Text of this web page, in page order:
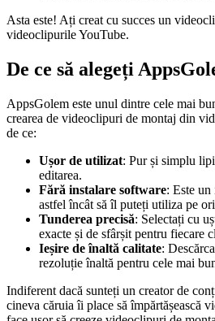
Asta este! Ați creat cu succes un
videoclipurile YouTube.
De ce să alegeți
AppsGolem este unul dintre cele mai
crearea de videoclipuri de montaj din
de ce:
Ușor de utilizat: Pur și simplu
editarea.
Fără instalare software: Este un
astfel încât să îl puteți utiliza pe
Tunderea precisă: Selectați cu
exacte și de sfârșit pentru fiecare
Ieșire de înaltă calitate:
rezoluție înaltă pentru cele mai
Indiferent dacă sunteți un creator de
cineva căruia îi place să împărtășească